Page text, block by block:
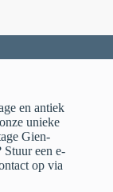
en antiek
unieke
Gien-
Stuur een e-
op via